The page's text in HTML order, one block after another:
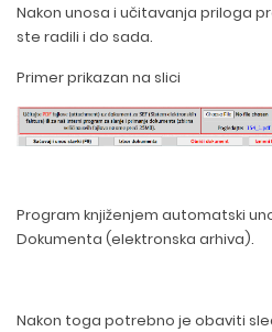
Nakon unosa i učitavanja priloga
ste radili i do sada.
Primer prikazan na slici
Program knjiženjem automatski
Dokumenta (elektronska arhiva).
Nakon toga potrebno je obaviti